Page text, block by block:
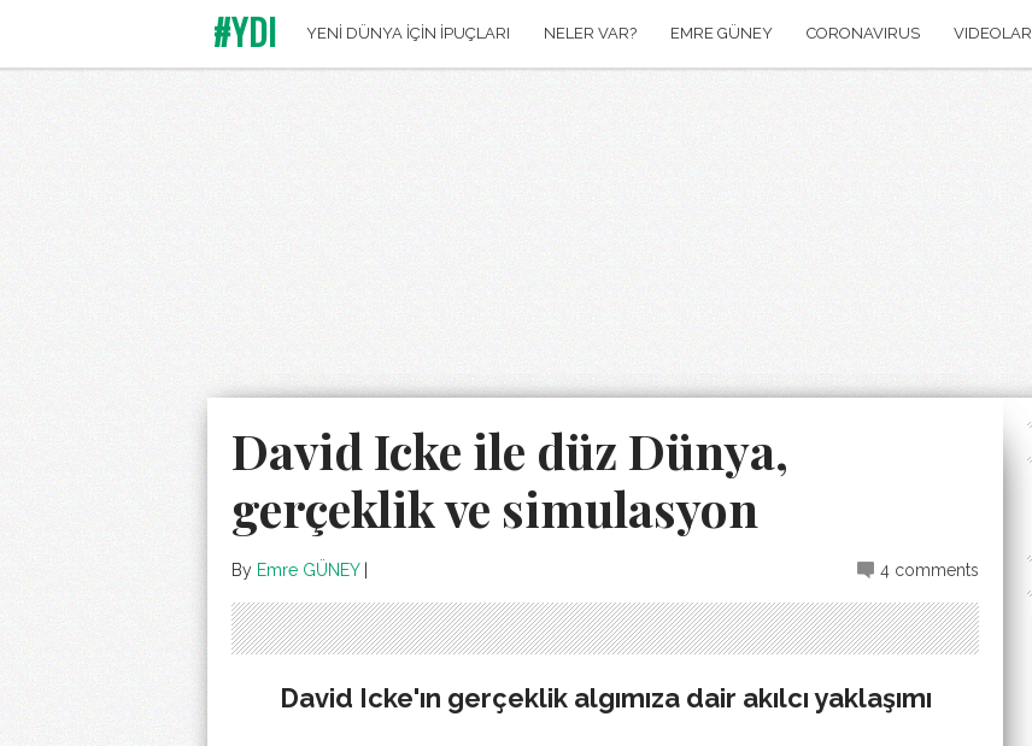
#YDI YENİ DÜNYA İÇİN İPUÇLARI NELER VAR? EMRE GÜNEY CORONAVIRUS VIDEOLAR
David Icke ile düz Dünya,
gerçeklik ve simulasyon
By Emre GÜNEY| 4 comments
David Icke'ın gerçeklik algımıza dair akılcı yaklaşımı